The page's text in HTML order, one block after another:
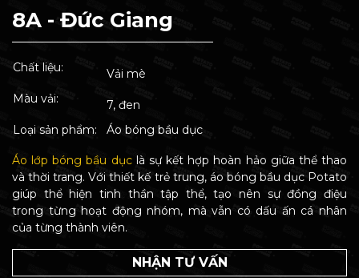
8A - Đức Giang
Chất liệu:
Vải mè
Màu vải:
7, đen
Loại sản phẩm:
Áo bóng bầu dục
Áo lớp bóng bầu dụclà sự kết hợp hoàn hảo giữa thể thao
và thời trang. Với thiết kế trẻ trung, áo bóng bầu dục Potato
giúp thể hiện tinh thần tập thể, tạo nên sự đồng điệu
trong từng hoạt động nhóm, mà vẫn có dấu ấn cá nhân
của từng thành viên.
NHẬN TƯ VẤN